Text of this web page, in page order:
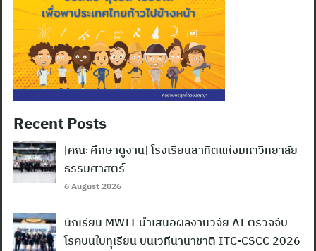
Recent Posts
[คณะศึกษาดูงาน] โรงเรียนสาทิตแห่งมหาวิทยาลัย
ธรรมศาสตร์
6 August 2026
นักเรียน MWIT นำเสนอผลงานวิจัย AI ตรวจจับ
โรคบนใบทุเรียน บนเวทีนานาชาติ ITC-CSCC 2026